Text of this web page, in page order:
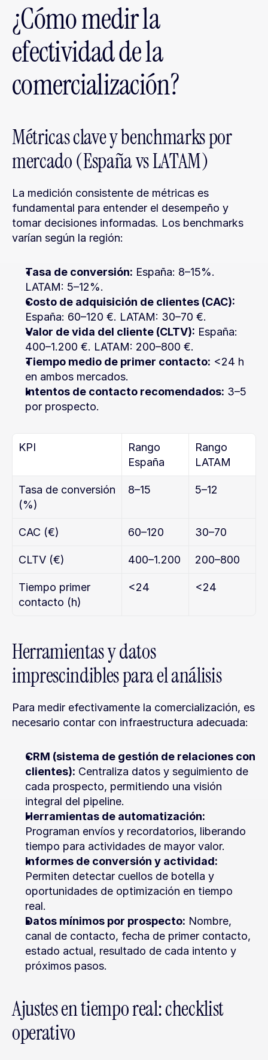
¿Cómo medir la
efectividad de la
comercialización?
Métricas clave y benchmarks por
mercado (España vs LATAM)
La medición consistente de métricas es
fundamental para entender el desempeño y
tomar decisiones informadas. Los benchmarks
varían según la región:
Tasa de conversión: España: 8–15%.
LATAM: 5–12%.
Costo de adquisición de clientes (CAC):
España: 60–120 €. LATAM: 30–70 €.
Valor de vida del cliente (CLTV): España:
400–1.200 €. LATAM: 200–800 €.
Tiempo medio de primer contacto: <24 h
en ambos mercados.
Intentos de contacto recomendados: 3–5
por prospecto.
KPI
Rango
España
Rango
LATAM
Tasa de conversión
(%)
8–15 5–12
CAC (€) 60–120 30–70
CLTV (€) 400–1.200 200–800
Tiempo primer
contacto (h)
<24 <24
Herramientas y datos
imprescindibles para el análisis
Para medir efectivamente la comercialización, es
necesario contar con infraestructura adecuada:
CRM (sistema de gestión de relaciones con
clientes): Centraliza datos y seguimiento de
cada prospecto, permitiendo una visión
integral del pipeline.
Herramientas de automatización:
Programan envíos y recordatorios, liberando
tiempo para actividades de mayor valor.
Informes de conversión y actividad:
Permiten detectar cuellos de botella y
oportunidades de optimización en tiempo
real.
Datos mínimos por prospecto: Nombre,
canal de contacto, fecha de primer contacto,
estado actual, resultado de cada intento y
próximos pasos.
Ajustes en tiempo real: checklist
operativo